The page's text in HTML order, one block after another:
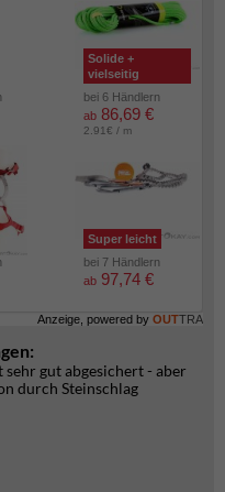
Solide +
vielseitig
bei 6 Händlern
ab 86,69 €
2.91€ / m
Super leicht
bei 7 Händlern
ab 97,74 €
Anzeige, powered by OUTTRA
gut abgesichert - aber
durch Steinschlag